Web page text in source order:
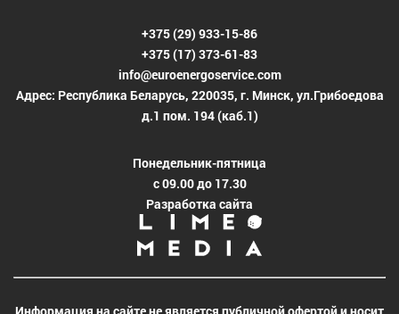
+375 (29) 933-15-86
+375 (17) 373-61-83
info@euroenergoservice.com
Адрес: Республика Беларусь, 220035, г. Минск, ул.Грибоедова
д.1 пом. 194 (каб.1)
Понедельник-пятница
с 09.00 до 17.30
Разработка сайта